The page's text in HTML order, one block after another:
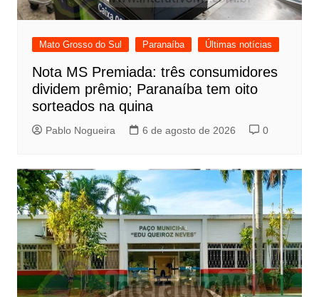
Mato Grosso do Sul Paranaíba Últimas notícias
Nota MS Premiada: três consumidores
dividem prêmio; Paranaíba tem oito
sorteados na quina
Pablo Nogueira 6 de agosto de 2026 0